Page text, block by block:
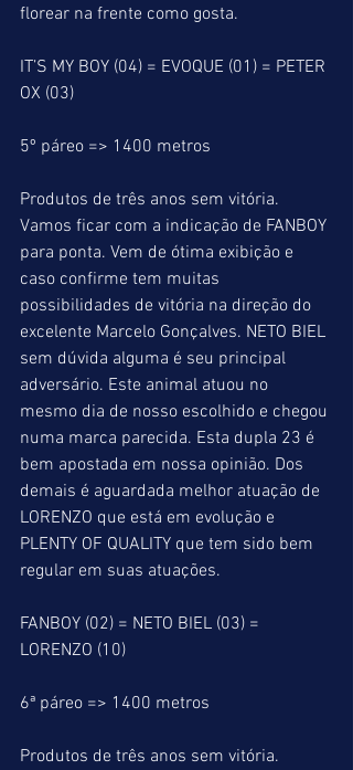
florear na frente como gosta.
IT’S MY BOY (04) = EVOQUE (01) = PETER
OX (03)
5º páreo => 1400 metros
Produtos de três anos sem vitória.
Vamos ficar com a indicação de FANBOY
para ponta. Vem de ótima exibição e
caso confirme tem muitas
possibilidades de vitória na direção do
excelente Marcelo Gonçalves. NETO BIEL
sem dúvida alguma é seu principal
adversário. Este animal atuou no
mesmo dia de nosso escolhido e chegou
numa marca parecida. Esta dupla 23 é
bem apostada em nossa opinião. Dos
demais é aguardada melhor atuação de
LORENZO que está em evolução e
PLENTY OF QUALITY que tem sido bem
regular em suas atuações.
FANBOY (02) = NETO BIEL (03) =
LORENZO (10)
6ª páreo => 1400 metros
Produtos de três anos sem vitória.